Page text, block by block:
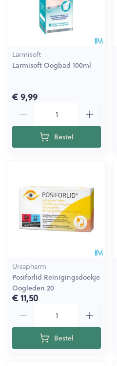
Larmisoft
Larmisoft Oogbad 100ml
€ 9,99
Bestel
Ursapharm
Posiforlid Reinigingsdoekje
Oogleden 20
€ 11,50
Bestel